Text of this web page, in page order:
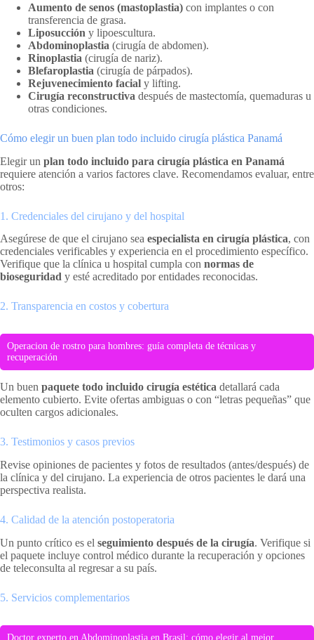
Aumento de senos (mastoplastia) con implantes o con
transferencia de grasa.
Liposucción y lipoescultura.
Abdominoplastia (cirugía de abdomen).
Rinoplastia (cirugía de nariz).
Blefaroplastia (cirugía de párpados).
Rejuvenecimiento facial y lifting.
Cirugía reconstructiva después de mastectomía, quemaduras u
otras condiciones.
Cómo elegir un buen plan todo incluido cirugía plástica Panamá
Elegir un plan todo incluido para cirugía plástica en Panamá
requiere atención a varios factores clave. Recomendamos evaluar, entre
otros:
1. Credenciales del cirujano y del hospital
Asegúrese de que el cirujano sea especialista en cirugía plástica, con
credenciales verificables y experiencia en el procedimiento específico.
Verifique que la clínica u hospital cumpla con normas de
bioseguridad y esté acreditado por entidades reconocidas.
2. Transparencia en costos y cobertura
Operacion de rostro para hombres: guía completa de técnicas y
recuperación
Un buen paquete todo incluido cirugía estética detallará cada
elemento cubierto. Evite ofertas ambiguas o con “letras pequeñas” que
oculten cargos adicionales.
3. Testimonios y casos previos
Revise opiniones de pacientes y fotos de resultados (antes/después) de
la clínica y del cirujano. La experiencia de otros pacientes le dará una
perspectiva realista.
4. Calidad de la atención postoperatoria
Un punto crítico es el seguimiento después de la cirugía. Verifique si
el paquete incluye control médico durante la recuperación y opciones
de teleconsulta al regresar a su país.
5. Servicios complementarios
Doctor experto en Abdominoplastia en Brasil: cómo elegir al mejor